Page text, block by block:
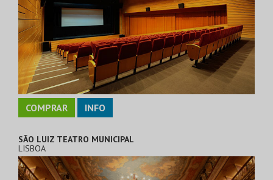
COMPRAR INFO
SÃO LUIZ TEATRO MUNICIPAL
LISBOA